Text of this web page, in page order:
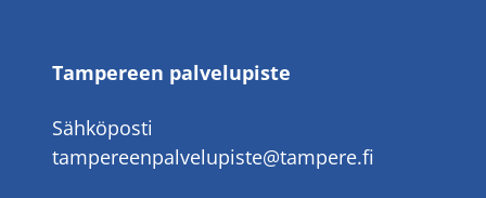
Tampereen palvelupiste
Sähköposti
tampereenpalvelupiste@tampere.fi